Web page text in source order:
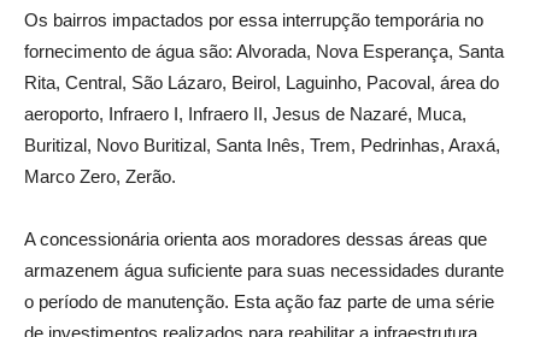
Os bairros impactados por essa interrupção temporária no
fornecimento de água são: Alvorada, Nova Esperança, Santa
Rita, Central, São Lázaro, Beirol, Laguinho, Pacoval, área do
aeroporto, Infraero I, Infraero II, Jesus de Nazaré, Muca,
Buritizal, Novo Buritizal, Santa Inês, Trem, Pedrinhas, Araxá,
Marco Zero, Zerão.
A concessionária orienta aos moradores dessas áreas que
armazenem água suficiente para suas necessidades durante
o período de manutenção. Esta ação faz parte de uma série